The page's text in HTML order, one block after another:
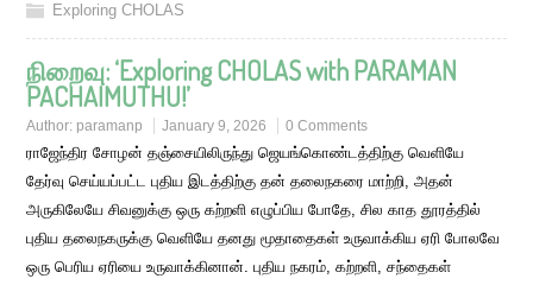
Exploring CHOLAS
நிறைவு: ‘Exploring CHOLAS with PARAMAN
PACHAIMUTHU!’
Author: paramanp January 9, 2026 0 Comments
ராஜேந்திர சோழன் தஞ்சையிலிருந்து ஜெயங்கொண்டத்திற்கு வெளியே
தேர்வு செய்யப்பட்ட புதிய இடத்திற்கு தன் தலைநகரை மாற்றி, அதன்
அருகிலேயே சிவனுக்கு ஒரு கற்றளி எழுப்பிய போதே, சில காத தூரத்தில்
புதிய தலைநகருக்கு வெளியே தனது மூதாதைகள் உருவாக்கிய ஏரி போலவே
ஒரு பெரிய ஏரியை உருவாக்கினான். புதிய நகரம், கற்றளி, சந்தைகள்